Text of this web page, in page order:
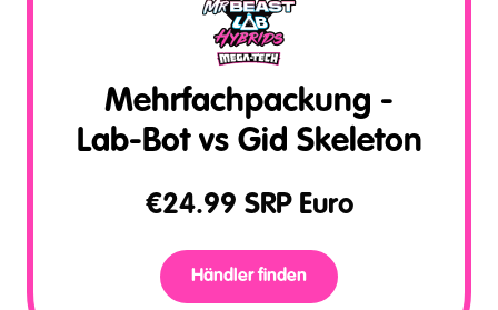
Mehrfachpackung -
Lab-Bot vs Gid Skeleton
€24.99 SRP Euro
Händler finden